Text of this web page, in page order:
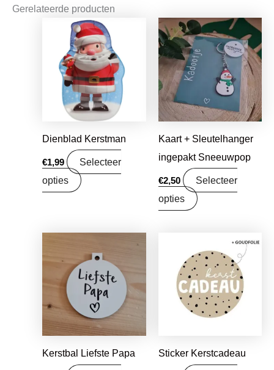
Gerelateerde producten
Dienblad Kerstman
€1,99
Selecteer
opties
Kaart + Sleutelhanger
ingepakt Sneeuwpop
€2,50
Selecteer
opties
Kerstbal Liefste Papa Sticker Kerstcadeau